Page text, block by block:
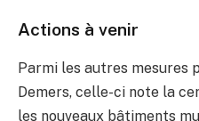
Actions à venir
Parmi les autres mesures
Demers, celle-ci note la
les nouveaux bâtiments